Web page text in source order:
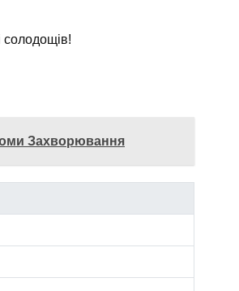
солодощів!
Захворювання